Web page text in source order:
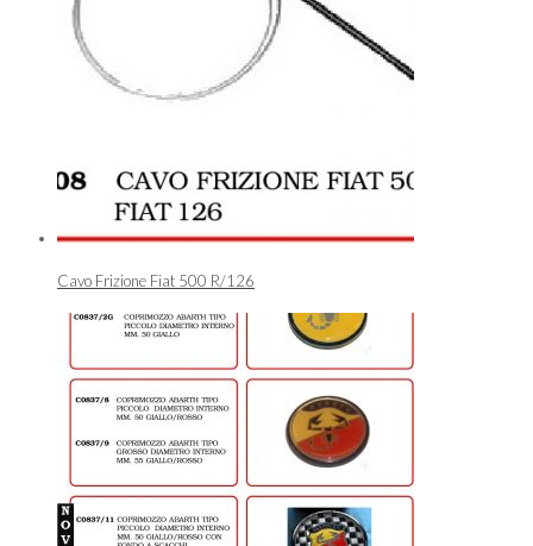
Cavo Frizione Fiat 500 R/126